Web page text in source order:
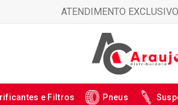
ATENDIMENTO
e Filtros Pneus